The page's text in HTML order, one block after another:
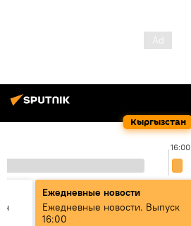
Кыргызстан
16:00
Ежедневные новости
Ежедневные новости. Выпуск
16:00